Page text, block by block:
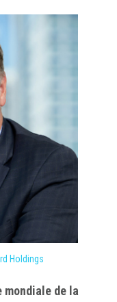
Holdings
mondiale de la